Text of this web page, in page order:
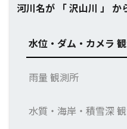
河川名が 「 沢山川 」 か
水位・ダム・カメラ
雨量 観測所
水質・海岸・積雪深